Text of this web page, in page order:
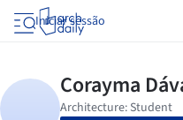
Iniciar sessão